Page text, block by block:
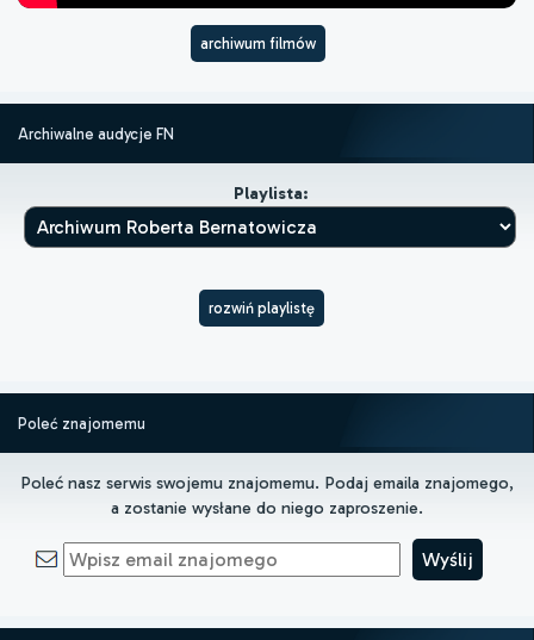
archiwum filmów
Archiwalne audycje FN
Playlista:
rozwiń playlistę
Poleć znajomemu
Poleć nasz serwis swojemu znajomemu. Podaj emaila znajomego,
a zostanie wysłane do niego zaproszenie.